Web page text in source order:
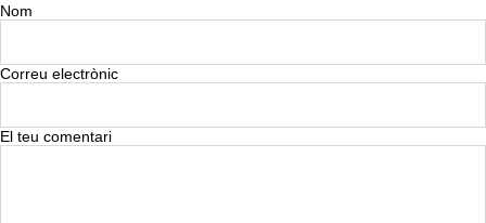
Nom
Correu electrònic
El teu comentari